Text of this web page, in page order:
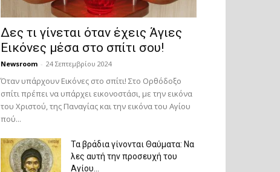
Δες τι γίνεται όταν έχεις Άγιες
Εικόνες μέσα στο σπίτι σου!
Newsroom - 24 Σεπτεμβρίου 2024
Όταν υπάρχουν Εικόνες στο σπίτι! Στο Ορθόδοξο
σπίτι πρέπει να υπάρχει εικονοστάσι, με την εικόνα
του Χριστού, της Παν­αγίας και την εικόνα του Αγίου
πού...
Τα βράδια γίνονται Θαύματα: Να
λες αυτή την προσευχή του
Αγίου...